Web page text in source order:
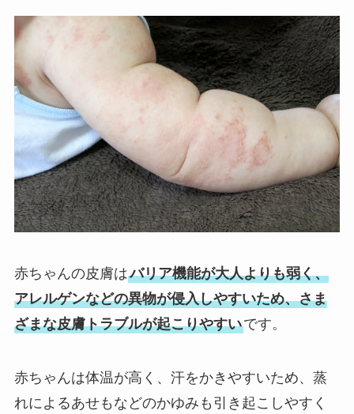
赤ちゃんの皮膚はバリア機能が大人よりも弱く、
アレルゲンなどの異物が侵入しやすいため、さま
ざまな皮膚トラブルが起こりやすいです。
赤ちゃんは体温が高く、汗をかきやすいため、蒸
れによるあせもなどのかゆみも引き起こしやすく